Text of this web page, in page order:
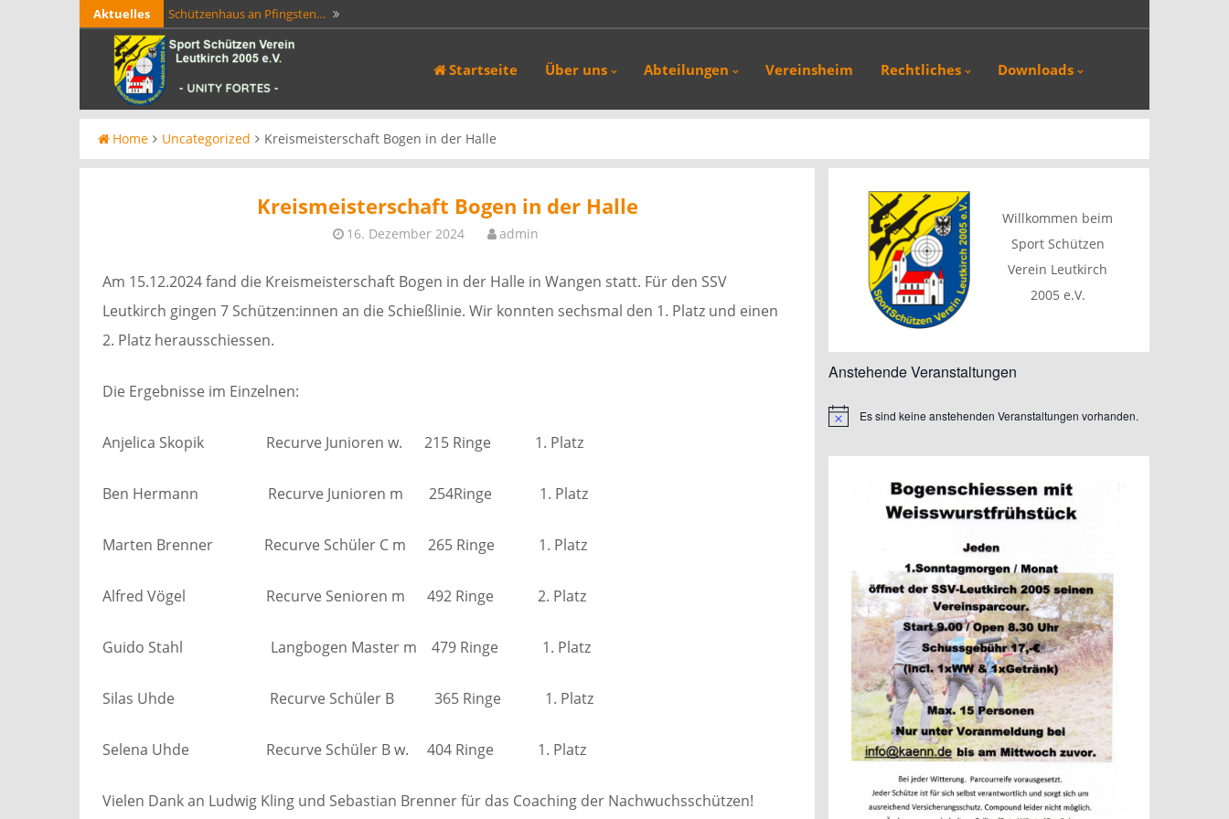
Skip
content
Aktuelles Schützenhaus an Pfingsten…
Int. Jagdturnier der…
1. Schwarzenborner Bogenjagd…
Schwarzenborn/Hessen statt. Das 2-Tages-Sternturnier wurde…
Weisswurstfrühstück der Bogenschützen
Wir haben das nächste Bogenschiessen mit Weisswurstfrühstück aufgrund
der Feiertage auf Karsamstag 4. April 2026 vorverlegt. Es gibt aus…
SOMMERPAUSE Das Schützenhaus bleibt vom 02.08. - 30.08.2026 geschlossen.
Startseite Über uns Abteilungen Vereinsheim Rechtliches Downloads
Home Uncategorized Kreismeisterschaft Bogen in der Halle
Kreismeisterschaft Bogen in der Halle
16. Dezember 2024 admin
Am 15.12.2024 fand die Kreismeisterschaft Bogen in der Halle in Wangen statt. Für den SSV
Leutkirch gingen 7 Schützen:innen an die Schießlinie. Wir konnten sechsmal den 1. Platz und einen
2. Platz herausschiessen.
Die Ergebnisse im Einzelnen:
Anjelica Skopik Recurve Junioren w. 215 Ringe 1. Platz
Ben Hermann Recurve Junioren m 254Ringe 1. Platz
Marten Brenner Recurve Schüler C m 265 Ringe 1. Platz
Alfred Vögel Recurve Senioren m 492 Ringe 2. Platz
Guido Stahl Langbogen Master m 479 Ringe 1. Platz
Silas Uhde Recurve Schüler B 365 Ringe 1. Platz
Selena Uhde Recurve Schüler B w. 404 Ringe 1. Platz
Vielen Dank an Ludwig Kling und Sebastian Brenner für das Coaching der Nachwuchsschützen!
Willkommen beim
Sport Schützen
Verein Leutkirch
2005 e.V.
Anstehende Veranstaltungen
HinweisEs sind keine anstehenden Veranstaltungen vorhanden.